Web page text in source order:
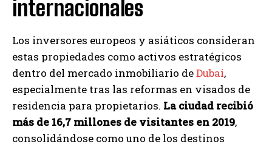
internacionales
Los inversores europeos y asiáticos consideran
estas propiedades como activos estratégicos
dentro del mercado inmobiliario deDubai,
especialmente tras las reformas en visados de
residencia para propietarios. La ciudad recibió
más de 16,7 millones de visitantes en 2019,
consolidándose como uno de los destinos